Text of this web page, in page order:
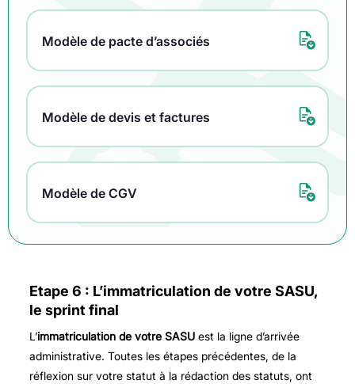
Modèle de pacte d’associés
Modèle de devis et factures
Modèle de CGV
Etape 6 : L’immatriculation de votre SASU,
le sprint final
L’immatriculation de votre SASUest la ligne d’arrivée
administrative. Toutes les étapes précédentes, de la
réflexion sur votre statut à la rédaction des statuts, ont